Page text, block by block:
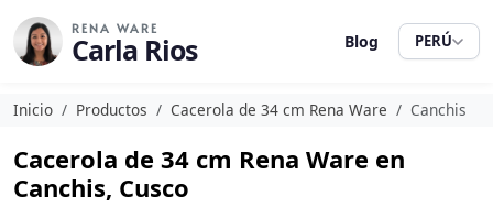
RENA WARE
Carla Rios Blog PERÚ
Inicio Productos Cacerola de 34 cm Rena Ware Canchis
Cacerola de 34 cm Rena Ware en
Canchis, Cusco